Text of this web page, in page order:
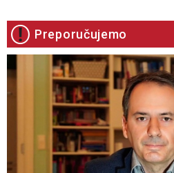
Preporučujemo